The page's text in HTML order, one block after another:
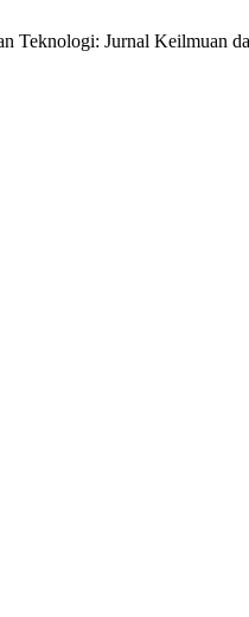
Teknologi: Jurnal